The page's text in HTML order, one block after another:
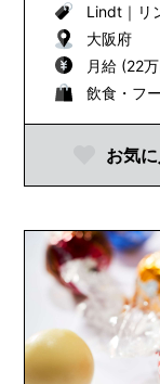
Lindt｜ リ
大阪府
月給 (22
飲食・フ
お気